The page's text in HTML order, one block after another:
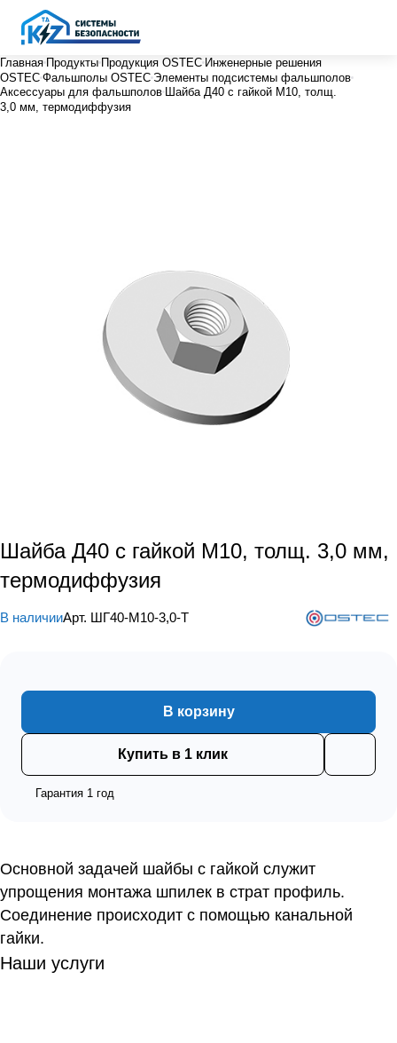
Главная Продукты Продукция OSTEC Инженерные решения
OSTEC Фальшполы OSTEC Элементы подсистемы фальшполов
Аксессуары для фальшполов Шайба Д40 с гайкой М10, толщ.
3,0 мм, термодиффузия
Шайба Д40 с гайкой М10, толщ. 3,0 мм,
термодиффузия
В наличииАрт. ШГ40-М10-3,0-Т
В корзину
Купить в 1 клик
Гарантия 1 год
Основной задачей шайбы с гайкой служит
упрощения монтажа шпилек в страт профиль.
Соединение происходит с помощью канальной
гайки.
Наши услуги